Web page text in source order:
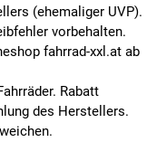
(ehemaliger UVP).
vorbehalten.
fahrrad-xxl.at ab
Rabatt
des Herstellers.